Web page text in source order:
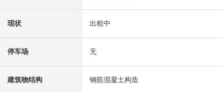
现状 出租中
停车场 无
建筑物结构 钢筋混凝土构造